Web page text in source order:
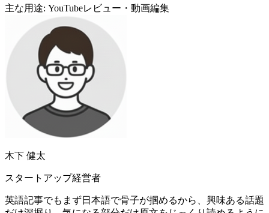
主な用途: YouTubeレビュー・動画編集
木下 健太
スタートアップ経営者
英語記事でもまず日本語で骨子が掴めるから、興味ある話題